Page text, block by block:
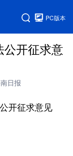
PC版本
开征求意
日报
开征求意见